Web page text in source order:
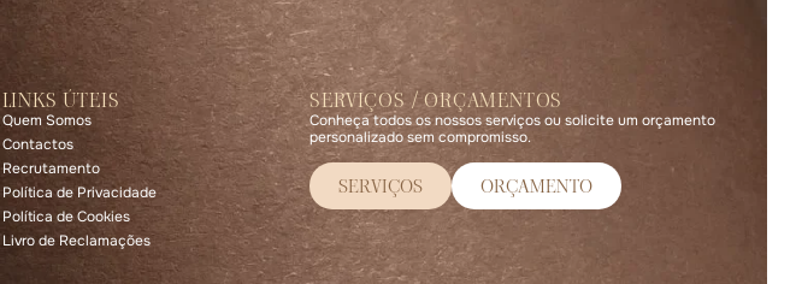
LINKS ÚTEIS
Quem Somos
Contactos
Recrutamento
Política de Privacidade
Política de Cookies
Livro de Reclamações
SERVIÇOS / ORÇAMENTOS
Conheça todos os nossos serviços ou solicite um orçamento
personalizado sem compromisso.
SERVIÇOS ORÇAMENTO